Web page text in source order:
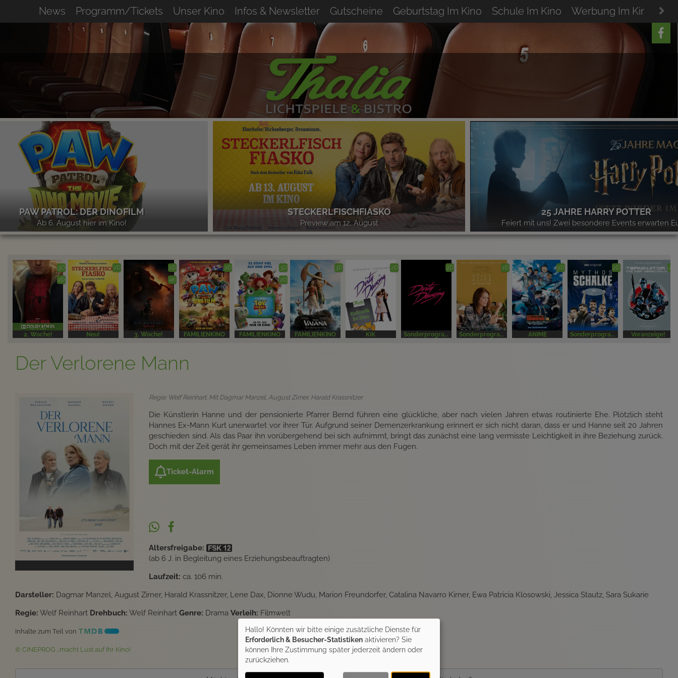
News Programm/Tickets Unser Kino Infos & Newsletter Gutscheine Geburtstag Im Kino Schule Im Kino Werbung Im Kino
PAW PATROL: DER DINOFILM
Ab 6. August hier im Kino!
STECKERLFISCHFIASKO
Preview am 12. August
25 JAHRE HARRY POTTER
Feiert mit uns! Zwei besondere Events erwarten
3D
2D
2. Woche!
2D
Neu!
2D
4K
3. Woche!
2D
FAMILIENKINO
3D
2D
FAMILIENKINO
3D
FAMILIENKINO
2D
KiK
2D
Sonderprogramm
2D
Sonderprogramm
2D
ANIME
2D
Sonderprogramm
2D
Voranzeige!
Der Verlorene Mann
Regie: Welf Reinhart. Mit Dagmar Manzel, August Zirner, Harald Krassnitzer
Die Künstlerin Hanne und der pensionierte Pfarrer Bernd führen eine glückliche, aber nach vielen Jahren etwas routinierte Ehe. Plötzlich steht
Hannes Ex-Mann Kurt unerwartet vor ihrer Tür. Aufgrund seiner Demenzerkrankung erinnert er sich nicht daran, dass er und Hanne seit 20 Jahren
geschieden sind. Als das Paar ihn vorübergehend bei sich aufnimmt, bringt das zunächst eine lang vermisste Leichtigkeit in ihre Beziehung zurück.
Doch mit der Zeit gerät ihr gemeinsames Leben immer mehr aus den Fugen.
Ticket-Alarm
Altersfreigabe:
(ab 6 J. in Begleitung eines Erziehungsbeauftragten)
Laufzeit: ca. 106 min.
Darsteller: Dagmar Manzel, August Zirner, Harald Krassnitzer, Lene Dax, Dionne Wudu, Marion Freundorfer, Catalina Navarro Kirner, Ewa Patricia Klosowski, Jessica Stautz, Sara Sukarie
Regie: Welf Reinhart Drehbuch: Welf Reinhart Genre: Drama Verleih: Filmwelt
Inhalte zum Teil von
© CINEPROG ...macht Lust auf Ihr Kino!
Hallo! Könnten wir bitte einige zusätzliche Dienste für
Erforderlich & Besucher-Statistiken aktivieren? Sie
können Ihre Zustimmung später jederzeit ändern oder
zurückziehen.